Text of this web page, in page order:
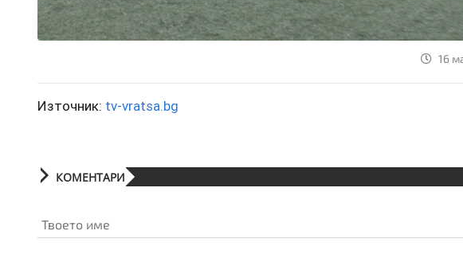
16
Източник: tv-vratsa.bg
КОМЕНТАРИ
Твоето име